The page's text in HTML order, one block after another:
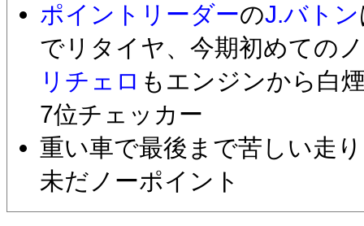
ポイントリーダーのJ.バトン
でリタイヤ、今期初めての
リチェロ もエンジンから白
7位チェッカー
重い車で最後まで苦しい走
未だノーポイント